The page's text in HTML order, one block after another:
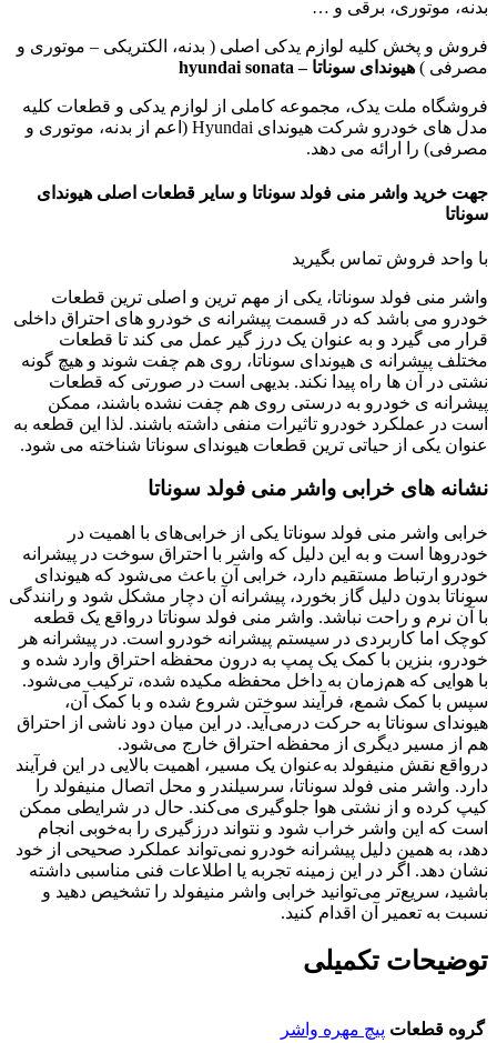
بدنه، موتوری، برقی و …
فروش و پخش کلیه لوازم یدکی اصلی ( بدنه، الکتریکی – موتوری و
مصرفی ) هیوندای سوناتا – hyundai sonata
فروشگاه ملت یدک، مجموعه کاملی از لوازم یدکی و قطعات کلیه
مدل های خودرو شرکت هیوندای Hyundai (اعم از بدنه، موتوری و
مصرفی) را ارائه می دهد.
جهت خرید واشر منی فولد سوناتا و سایر قطعات اصلی هیوندای
سوناتا
با واحد فروش تماس بگیرید
واشر منی فولد سوناتا، یکی از مهم ترین و اصلی ترین قطعات
خودرو می باشد که در قسمت پیشرانه ی خودرو های احتراق داخلی
قرار می گیرد و به عنوان یک درز گیر عمل می کند تا قطعات
مختلف پیشرانه ی هیوندای سوناتا، روی هم چفت شوند و هیچ گونه
نشتی در آن ها راه پیدا نکند. بدیهی است در صورتی که قطعات
پیشرانه ی خودرو به درستی روی هم چفت نشده باشند، ممکن
است در عملکرد خودرو تاثیرات منفی داشته باشند. لذا این قطعه به
عنوان یکی از حیاتی ترین قطعات هیوندای سوناتا شناخته می شود.
نشانه های خرابی واشر منی فولد سوناتا
خرابی واشر منی فولد سوناتا یکی از خرابی‌های با اهمیت در
خودروها است و به این دلیل که واشر با احتراق سوخت در پیشرانه
خودرو ارتباط مستقیم دارد، خرابی آن باعث می‌شود که هیوندای
سوناتا بدون دلیل گاز بخورد، پیشرانه آن دچار مشکل شود و رانندگی
با آن نرم و راحت نباشد. واشر منی فولد سوناتا درواقع یک قطعه
کوچک اما کاربردی در سیستم پیشرانه خودرو است. در پیشرانه هر
خودرو، بنزین با کمک یک پمپ به درون محفظه احتراق وارد شده و
با هوایی که هم‌زمان به داخل محفظه مکیده شده، ترکیب می‌شود.
سپس با کمک شمع، فرآیند سوختن شروع شده و با کمک آن،
هیوندای سوناتا به حرکت درمی‌آید. در این میان دود ناشی از احتراق
هم از مسیر دیگری از محفظه احتراق خارج می‌شود.
درواقع نقش منیفولد به‌عنوان یک مسیر، اهمیت بالایی در این فرآیند
دارد. واشر منی فولد سوناتا، سرسیلندر و محل اتصال منیفولد را
کیپ کرده و از نشتی هوا جلوگیری می‌کند. حال در شرایطی ممکن
است که این واشر خراب شود و نتواند درزگیری را به‌خوبی انجام
دهد، به همین دلیل پیشرانه خودرو نمی‌تواند عملکرد صحیحی از خود
نشان دهد. اگر در این زمینه تجربه یا اطلاعات فنی مناسبی داشته
باشید، سریع‌تر می‌توانید خرابی واشر منیفولد را تشخیص دهید و
نسبت به تعمیر آن اقدام کنید.
توضیحات تکمیلی
گروه قطعات پیچ مهره واشر